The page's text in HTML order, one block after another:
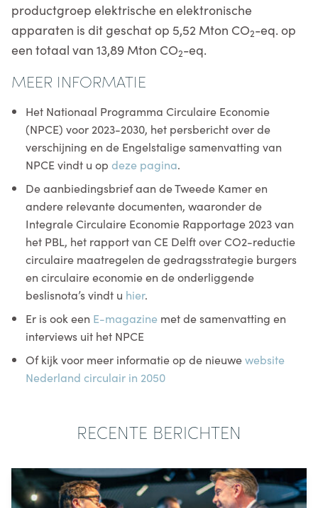
productgroep elektrische en elektronische
apparaten is dit geschat op 5,52 Mton CO2-eq. op
een totaal van 13,89 Mton CO2-eq.
MEER INFORMATIE
Het Nationaal Programma Circulaire Economie
(NPCE) voor 2023-2030, het persbericht over de
verschijning en de Engelstalige samenvatting van
NPCE vindt u op deze pagina.
De aanbiedingsbrief aan de Tweede Kamer en
andere relevante documenten, waaronder de
Integrale Circulaire Economie Rapportage 2023 van
het PBL, het rapport van CE Delft over CO2-reductie
circulaire maatregelen de gedragsstrategie burgers
en circulaire economie en de onderliggende
beslisnota’s vindt u hier.
Er is ook een E-magazine met de samenvatting en
interviews uit het NPCE
Of kijk voor meer informatie op de nieuwewebsite
Nederland circulair in 2050
RECENTE BERICHTEN